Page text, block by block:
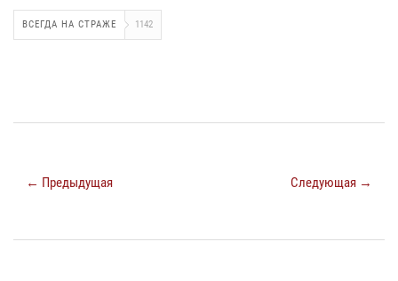
ВСЕГДА НА СТРАЖЕ 1142
← Предыдущая Следующая →